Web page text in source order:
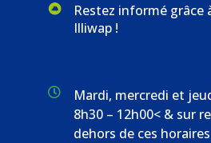
Restez informé grâce
Illiwap !

Mardi, mercredi et
8h30 – 12h00< & sur
dehors de ces horaires